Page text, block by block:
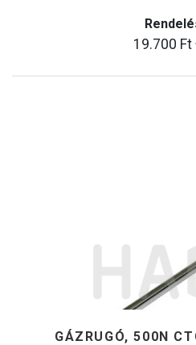
19.700 Ft
GÁZRUGÓ, 500N